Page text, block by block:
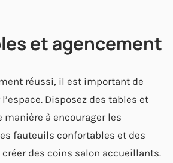
et agencement
réussi, il est important de
Disposez des tables et
manière à encourager les
fauteuils confortables et des
des coins salon accueillants.